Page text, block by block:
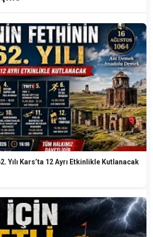
Yılı Kars’ta 12 Ayrı Etkinlikle Kutlanacak